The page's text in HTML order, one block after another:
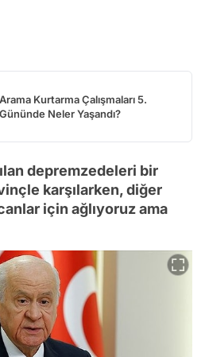
Arama Kurtarma Çalışmaları 5.
Gününde Neler Yaşandı?
depremzedeleri bir
karşılarken, diğer
için ağlıyoruz ama